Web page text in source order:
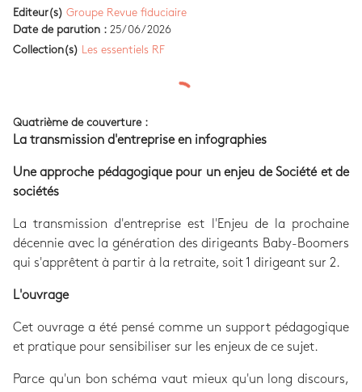
Editeur(s) Groupe Revue fiduciaire
Date de parution : 25/06/2026
Collection(s)
Les essentiels RF
Quatrième de couverture :
La transmission d'entreprise en infographies
Une approche pédagogique pour un enjeu de Société et de
sociétés
La transmission d'entreprise est l'Enjeu de la prochaine
décennie avec la génération des dirigeants Baby-Boomers
qui s'apprêtent à partir à la retraite, soit 1 dirigeant sur 2.
L'ouvrage
Cet ouvrage a été pensé comme un support pédagogique
et pratique pour sensibiliser sur les enjeux de ce sujet.
Parce qu'un bon schéma vaut mieux qu'un long discours,